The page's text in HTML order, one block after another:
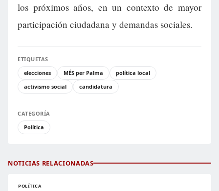
los próximos años, en un contexto de mayor
participación ciudadana y demandas sociales.
ETIQUETAS
elecciones
MÉS per Palma
política local
activismo social
candidatura
CATEGORÍA
Política
NOTICIAS RELACIONADAS
POLÍTICA